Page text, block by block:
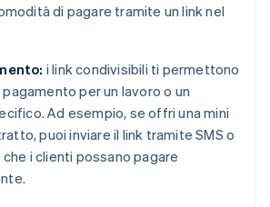
di pagare tramite un link nel
i link condivisibili ti permettono
per un lavoro o un
Ad esempio, se offri una mini
puoi inviare il link tramite SMS o
i clienti possano pagare